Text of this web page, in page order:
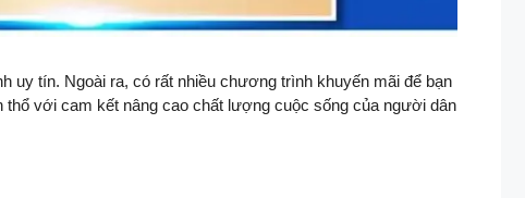
uy tín. Ngoài ra, có rất nhiều chương trình khuyến mãi để bạn
thổ với cam kết nâng cao chất lượng cuộc sống của người dân